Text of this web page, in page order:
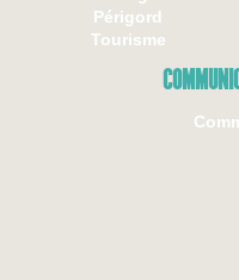
Périgord
Tourisme